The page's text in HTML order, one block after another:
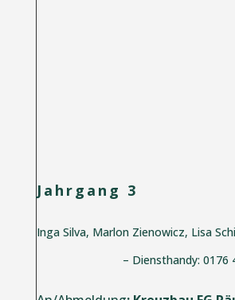
Jahrgang 3
Inga Silva, Marlon Zienowicz,
– Diensthandy: 0176